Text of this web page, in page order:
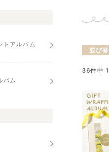
並び替
36件中 1
トアルバム
バム